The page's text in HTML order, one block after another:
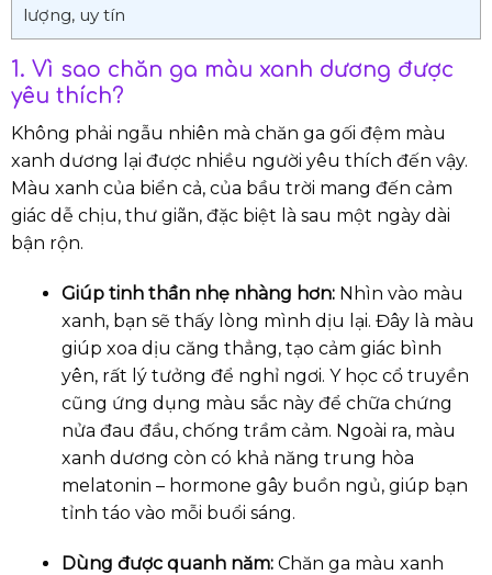
lượng, uy tín
1. Vì sao chăn ga màu xanh dương được
yêu thích?
Không phải ngẫu nhiên mà chăn ga gối đệm màu
xanh dương lại được nhiều người yêu thích đến vậy.
Màu xanh của biển cả, của bầu trời mang đến cảm
giác dễ chịu, thư giãn, đặc biệt là sau một ngày dài
bận rộn.
Giúp tinh thần nhẹ nhàng hơn: Nhìn vào màu
xanh, bạn sẽ thấy lòng mình dịu lại. Đây là màu
giúp xoa dịu căng thẳng, tạo cảm giác bình
yên, rất lý tưởng để nghỉ ngơi. Y học cổ truyền
cũng ứng dụng màu sắc này để chữa chứng
nửa đau đầu, chống trầm cảm. Ngoài ra, màu
xanh dương còn có khả năng trung hòa
melatonin – hormone gây buồn ngủ, giúp bạn
tỉnh táo vào mỗi buổi sáng.
Dùng được quanh năm:Chăn ga màu xanh